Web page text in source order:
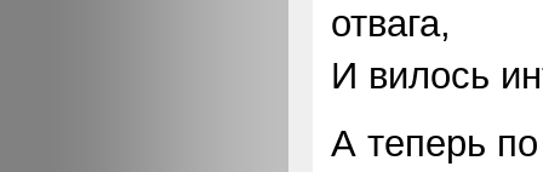
отвага,
И вилось
А теперь